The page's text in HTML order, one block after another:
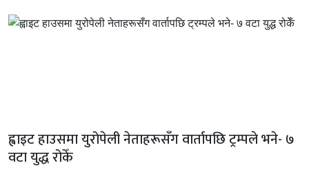
ह्वाइट हाउसमा युरोपेली नेताहरूसँग वार्तापछि ट्रम्पले भने- ७
वटा युद्ध रोकेँ